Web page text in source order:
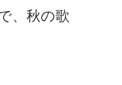
、秋の歌